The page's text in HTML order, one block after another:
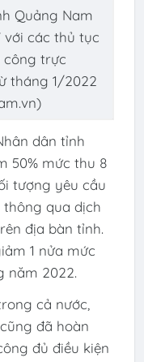
Quảng Nam
với các thủ tục
công trực
tháng 1/2022
dân tỉnh
50% mức thu 8
tượng yêu cầu
qua dịch
địa bàn tỉnh.
1 nửa mức
năm 2022.
cả nước,
đã hoàn
đủ điều kiện